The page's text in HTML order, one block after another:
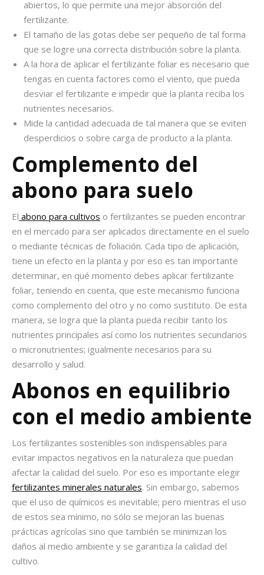
abiertos, lo que permite una mejor absorción del
fertilizante.
El tamaño de las gotas debe ser pequeño de tal forma
que se logre una correcta distribución sobre la planta.
A la hora de aplicar el fertilizante foliar es necesario que
tengas en cuenta factores como el viento, que pueda
desviar el fertilizante e impedir que la planta reciba los
nutrientes necesarios.
Mide la cantidad adecuada de tal manera que se eviten
desperdicios o sobre carga de producto a la planta.
Complemento del
abono para suelo
El abono para cultivos o fertilizantes se pueden encontrar
en el mercado para ser aplicados directamente en el suelo
o mediante técnicas de foliación. Cada tipo de aplicación,
tiene un efecto en la planta y por eso es tan importante
determinar, en qué momento debes aplicar fertilizante
foliar, teniendo en cuenta, que este mecanismo funciona
como complemento del otro y no como sustituto. De esta
manera, se logra que la planta pueda recibir tanto los
nutrientes principales así como los nutrientes secundarios
o micronutrientes; igualmente necesarios para su
desarrollo y salud.
Abonos en equilibrio
con el medio ambiente
Los fertilizantes sostenibles son indispensables para
evitar impactos negativos en la naturaleza que puedan
afectar la calidad del suelo. Por eso es importante elegir
fertilizantes minerales naturales. Sin embargo, sabemos
que el uso de químicos es inevitable; pero mientras el uso
de estos sea mínimo, no sólo se mejoran las buenas
prácticas agrícolas sino que también se minimizan los
daños al medio ambiente y se garantiza la calidad del
cultivo.